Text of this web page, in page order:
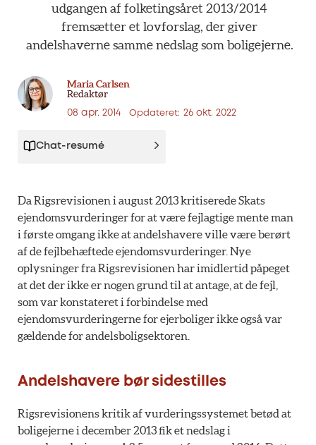
udgangen af folketingsåret 2013/2014
fremsætter et lovforslag, der giver
andelshaverne samme nedslag som boligejerne.
Maria Carlsen
Redaktør
08 apr. 2014 Opdateret: 26 okt. 2022
Chat-resumé
Da Rigsrevisionen i august 2013 kritiserede Skats
ejendomsvurderinger for at være fejlagtige mente man
i første omgang ikke at andelshavere ville være berørt
af de fejlbehæftede ejendomsvurderinger. Nye
oplysninger fra Rigsrevisionen har imidlertid påpeget
at det der ikke er nogen grund til at antage, at de fejl,
som var konstateret i forbindelse med
ejendomsvurderingerne for ejerboliger ikke også var
gældende for andelsboligsektoren.
Andelshavere bør sidestilles
Rigsrevisionens kritik af vurderingssystemet betød at
boligejerne i december 2013 fik et nedslag i